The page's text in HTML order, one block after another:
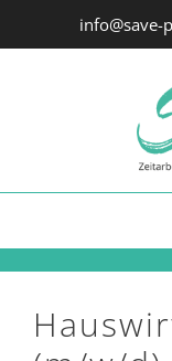
info@save-